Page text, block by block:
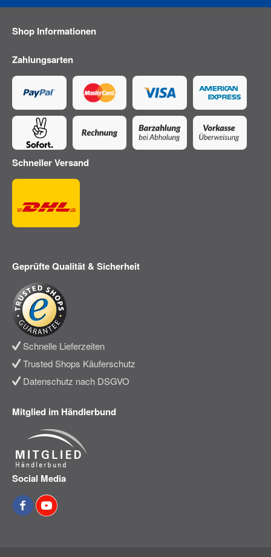
Shop Informationen
Zahlungsarten
Schneller Versand
Geprüfte Qualität & Sicherheit
Schnelle Lieferzeiten
Trusted Shops Käuferschutz
Datenschutz nach DSGVO
Mitglied im Händlerbund
Social Media